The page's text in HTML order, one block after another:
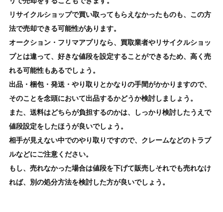
リサイクルショップで買い取ってもらえなかったものも、この方
法で売却できる可能性があります。
オークション・フリマアプリなら、買取業者やリサイクルショッ
プとは違って、好きな値段を設定することができるため、高く売
れる可能性もあるでしょう。
出品・梱包・発送・やり取りとかなりの手間がかかりますので、
そのことを念頭において出品するかどうか検討しましょう。
また、送料はどちらが負担するのかは、しっかり検討したうえで
値段設定をしたほうが良いでしょう。
相手が見えない中でのやり取りですので、クレームなどのトラブ
ルなどにご注意ください。
もし、売れなかった場合は値段を下げて販売しそれでも売れなけ
れば、別の処分方法を検討した方が良いでしょう。